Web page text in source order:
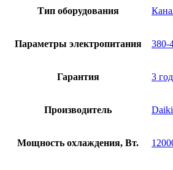
Тип оборудования
Параметры электропитания 380-
Гарантия 3
Производитель
Мощность охлаждения, Вт.